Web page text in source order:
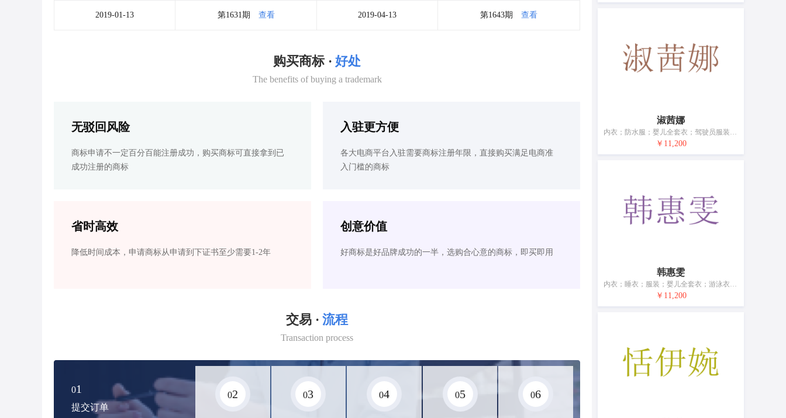
2019-01-13 第1631期 查看 2019-04-13 第1643期 查看
购买商标 · 好处
The benefits of buying a trademark
无驳回风险
商标申请不一定百分百能注册成功，购买商标可直接拿到已
成功注册的商标
入驻更方便
各大电商平台入驻需要商标注册年限，直接购买满足电商准
入门槛的商标
省时高效
降低时间成本，申请商标从申请到下证书至少需要1-2年
创意价值
好商标是好品牌成功的一半，选购合心意的商标，即买即用
交易 · 流程
Transaction process
01
提交订单
02 03 04 05 06
淑茜娜
内衣；防水服；婴儿全套衣；驾驶员服装；鞋（脚上的穿着物）；帽；短袜；手套（服装）；围巾；皮带（服饰用）
￥11,200
韩惠雯
内衣；睡衣；服装；婴儿全套衣；游泳衣；鞋（脚上的穿着物）；袜；手套（服装）；围巾；皮带（服饰用）
￥11,200